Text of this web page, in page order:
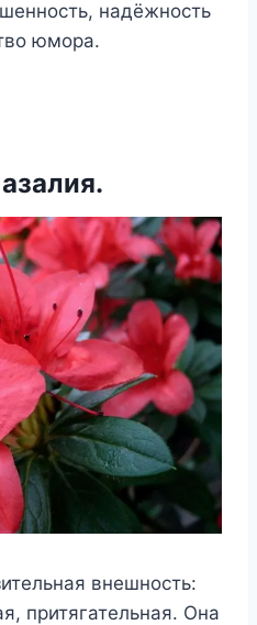
надёжность
юмора.
внешность:
притягательная. Она